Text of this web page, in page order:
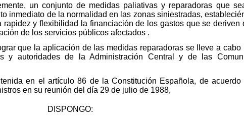
un conjunto de medidas paliativas y reparadoras que
inmediato de la normalidad en las zonas siniestradas,
y flexibilidad la financiación de los gastos que se deriven
de los servicios públicos afectados .
que la aplicación de las medidas reparadoras se Ileve a cabo
y autoridades de la Administración Central y de las
en el artículo 86 de la Constitución Española, de
en su reunión del día 29 de julio de 1988,
DISPONGO: